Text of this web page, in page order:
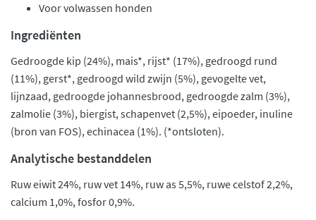
Voor volwassen honden
Ingrediënten
Gedroogde kip (24%), mais*, rijst* (17%), gedroogd rund
(11%), gerst*, gedroogd wild zwijn (5%), gevogelte vet,
lijnzaad, gedroogde johannesbrood, gedroogde zalm (3%),
zalmolie (3%), biergist, schapenvet (2,5%), eipoeder, inuline
(bron van FOS), echinacea (1%). (*ontsloten).
Analytische bestanddelen
Ruw eiwit 24%, ruw vet 14%, ruw as 5,5%, ruwe celstof 2,2%,
calcium 1,0%, fosfor 0,9%.